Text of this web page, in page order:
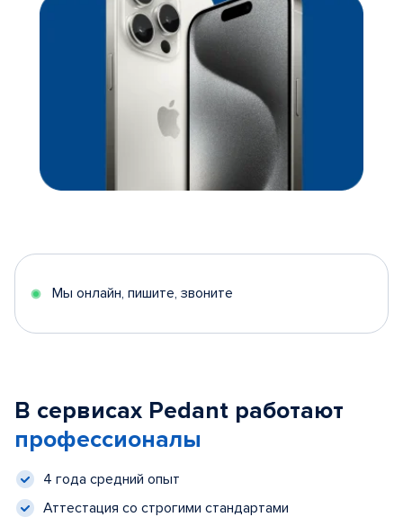
Мы онлайн, пишите, звоните
В сервисах Pedant работают
профессионалы
4 года средний опыт
Аттестация со строгими стандартами